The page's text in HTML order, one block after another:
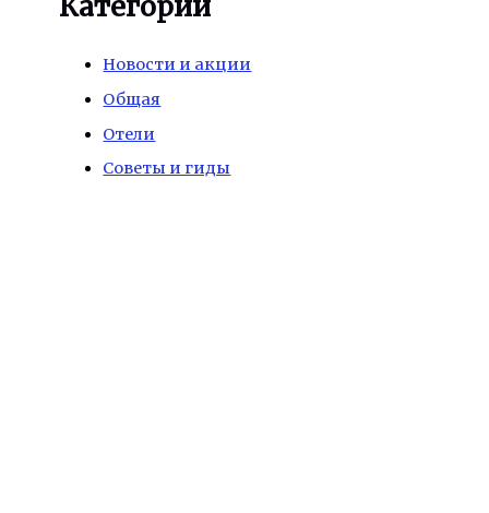
Категории
Новости и акции
Общая
Отели
Советы и гиды